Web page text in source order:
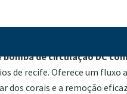
bomba de circulação DC
de recife. Oferece um fluxo
dos corais e a remoção